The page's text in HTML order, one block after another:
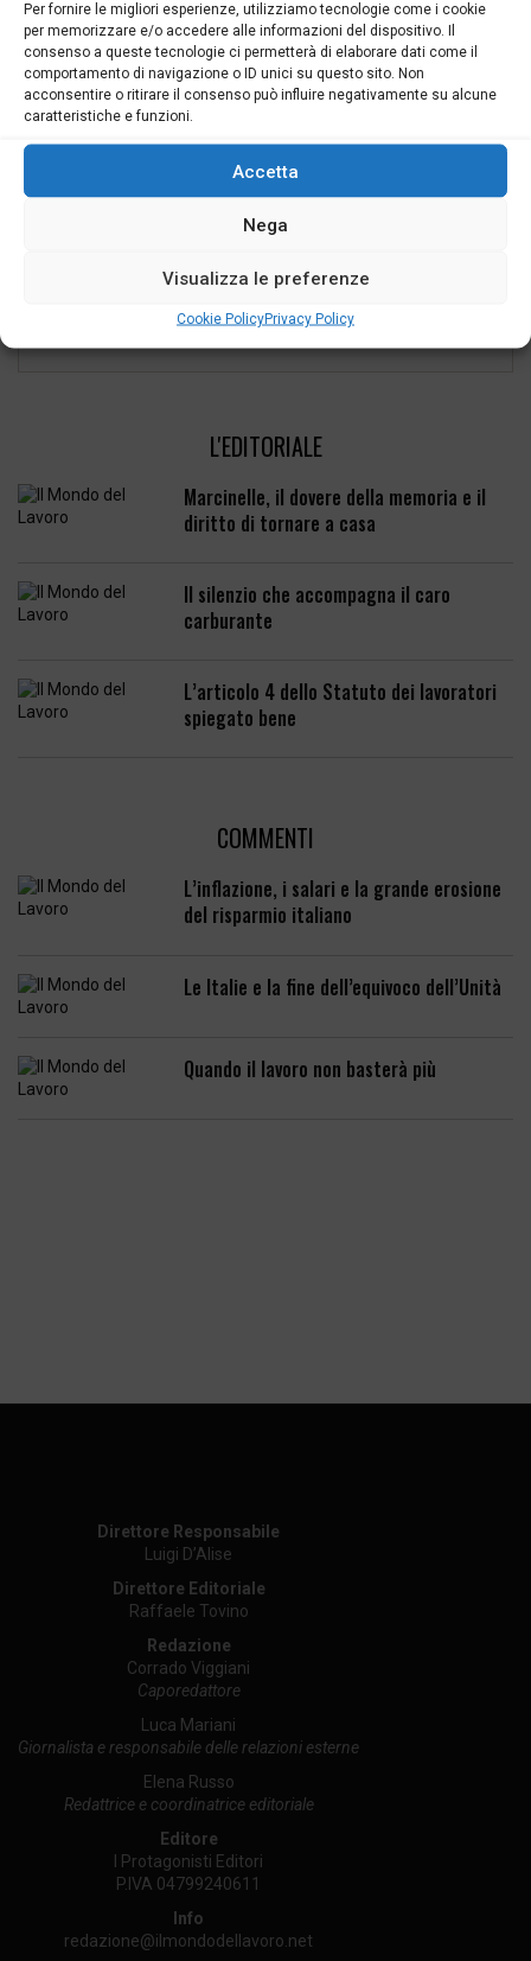
Per fornire le migliori esperienze, utilizziamo tecnologie come i cookie
per memorizzare e/o accedere alle informazioni del dispositivo. Il
consenso a queste tecnologie ci permetterà di elaborare dati come il
comportamento di navigazione o ID unici su questo sito. Non
acconsentire o ritirare il consenso può influire negativamente su alcune
caratteristiche e funzioni.
Accetta
Nega
Visualizza le preferenze
Cookie PolicyPrivacy Policy
I commenti sono chiusi.
SEGUICI
L'EDITORIALE
Marcinelle, il dovere della memoria e il
diritto di tornare a casa
Il silenzio che accompagna il caro
carburante
L’articolo 4 dello Statuto dei lavoratori
spiegato bene
COMMENTI
L’inflazione, i salari e la grande erosione
del risparmio italiano
Le Italie e la fine dell’equivoco dell’Unità
Quando il lavoro non basterà più
Direttore Responsabile
Luigi D’Alise
Direttore Editoriale
Raffaele Tovino
Redazione
Corrado Viggiani
Caporedattore
Luca Mariani
Giornalista e responsabile delle relazioni esterne
Elena Russo
Redattrice e coordinatrice editoriale
Editore
I Protagonisti Editori
P.IVA 04799240611
Info
redazione@ilmondodellavoro.net